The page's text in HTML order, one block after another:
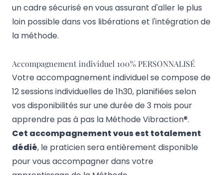
un cadre sécurisé en vous assurant d'aller le plus
loin possible dans vos libérations et l'intégration de
la méthode.
Accompagnement individuel 100% PERSONNALISÉ
Votre accompagnement individuelse compose de
12 sessions individuelles de 1h30, planifiées selon
vos disponibilités sur une durée de 3 mois pour
apprendre pas à pas la Méthode Vibraction®.
Cet accompagnement vous est totalement
dédié, le praticien sera entièrement disponible
pour vous accompagner dans votre